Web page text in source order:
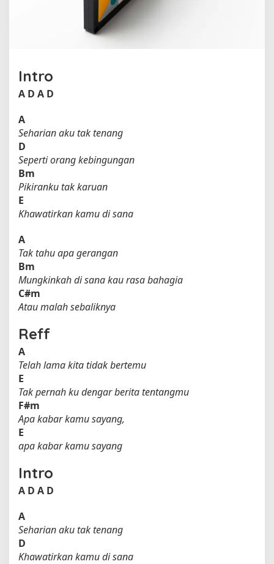
d
Intro
A D A D
A
Seharian aku tak tenang
D
Seperti orang kebingungan
Bm
Pikiranku tak karuan
E
Khawatirkan kamu di sana
A
Tak tahu apa gerangan
Bm
Mungkinkah di sana kau rasa bahagia
C#m
Atau malah sebaliknya
Reff
A
Telah lama kita tidak bertemu
E
Tak pernah ku dengar berita tentangmu
F#m
Apa kabar kamu sayang,
E
apa kabar kamu sayang
Intro
A D A D
A
Seharian aku tak tenang
D
Khawatirkan kamu di sana